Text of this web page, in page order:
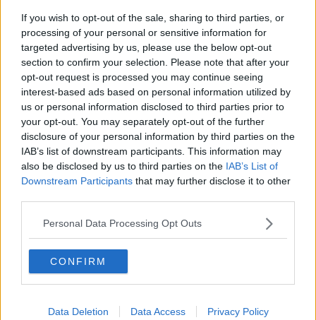
If you wish to opt-out of the sale, sharing to third parties, or
processing of your personal or sensitive information for
targeted advertising by us, please use the below opt-out
section to confirm your selection. Please note that after your
opt-out request is processed you may continue seeing
interest-based ads based on personal information utilized by
us or personal information disclosed to third parties prior to
your opt-out. You may separately opt-out of the further
disclosure of your personal information by third parties on the
IAB’s list of downstream participants. This information may
also be disclosed by us to third parties on the IAB’s List of
Downstream Participants that may further disclose it to other
Personal Data Processing Opt Outs
CONFIRM
Data Deletion Data Access Privacy Policy
Vecchie carcasse di auto e lamiere su cui molti custodiscono e
trasportano tutto ciò che hanno potuto racimolare nei loro giorni di
stenti. Le donne che sopra i loro poncho consumati dal tempo e
dall'uso, stendono magliette annerite o qualche Gorro e poi il poco
che possono mettere in vendita. È qui che si concentrano decine di
migliaia di diseredati, venuti via da zone ancora più povere del
continente latino americano: la Bolivia, il Perù, il Nicaragua,
l'Equador e da quale situazione più infame siano fuggiti è davvero
difficile concepirlo.
Sopravvivono in stamberghe di lamiera prive di acqua potabile e
fognature. Intorno rivoli di melma putrida, mucchi di rifiuti e cani
spelacchiati.
coltivare sensi di colpa, per non vedere minate molte delle nostre
convinzioni.
E poi i bambini, a nugoli.Bambini che sulla strada
presumibilmente ci vivono, bambini che a ogni passo ti sbucano
davanti e ti strattonano da dietro, bambini che ti rincorrono per
implorarti un'elemosina o per proporti il loro niente. Bambini di
Da loro non ti aspetteresti quei sorrisi impenetrabili, quegli sguardi